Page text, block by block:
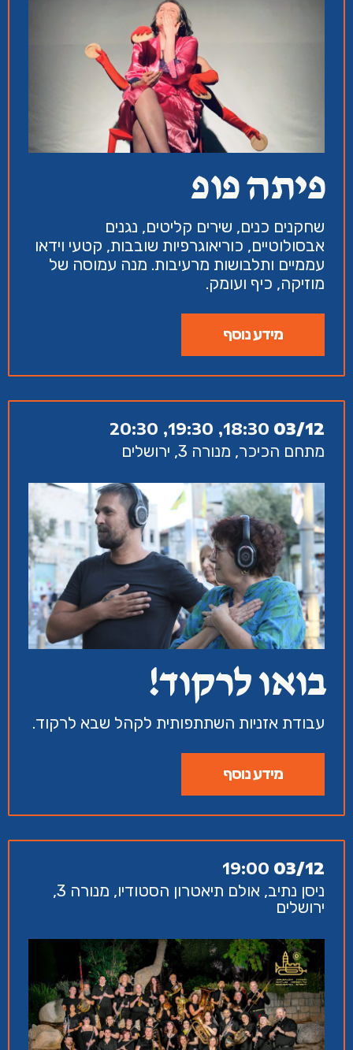
פיתה פופ
שחקנים כנים, שירים קליטים, נגנים
אבסולוטיים, כוריאוגרפיות שובבות, קטעי וידאו
עממיים ותלבושות מרעיבות. מנה עמוסה של
מוזיקה, כיף ועומק.
מידע נוסף
03/12
18:30, 19:30, 20:30
מתחם הכיכר, מנורה 3, ירושלים
בואו לרקוד!
עבודת אזניות השתתפותית לקהל שבא לרקוד.
מידע נוסף
03/12
19:00
ניסן נתיב, אולם תיאטרון הסטודיו, מנורה 3,
ירושלים